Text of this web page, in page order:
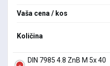
Vaša cena / kos
Količina
DIN 7985 4.8 ZnB M 5x 40